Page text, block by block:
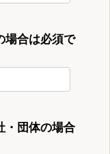
場合は必須で
・団体の場合